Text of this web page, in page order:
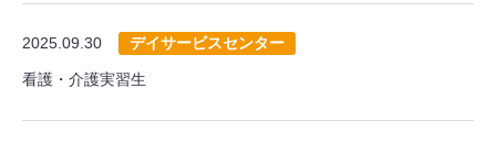
2025.09.30 デイサービスセンター
看護・介護実習生